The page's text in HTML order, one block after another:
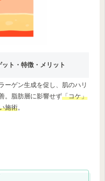
ット・特徴・メリット
ーゲン生成を促し、肌のハリ
。脂肪層に影響せず「コケ」
施術。